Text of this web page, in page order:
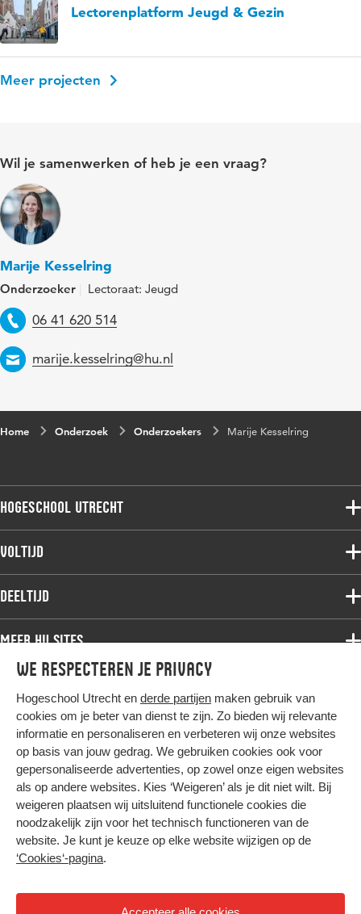
We respecteren je privacy
Hogeschool Utrecht en derde partijen maken gebruik van
cookies om je beter van dienst te zijn. Zo bieden wij relevante
informatie en personaliseren en verbeteren wij onze websites
op basis van jouw gedrag. We gebruiken cookies ook voor
gepersonaliseerde advertenties, op zowel onze eigen websites
als op andere websites. Kies ‘Weigeren’ als je dit niet wilt. Bij
weigeren plaatsen wij uitsluitend functionele cookies die
noodzakelijk zijn voor het technisch functioneren van de
website. Je kunt je keuze op elke website wijzigen op de
‘Cookies‘-pagina.
Lectorenplatform Jeugd & Gezin
Meer projecten
Wil je samenwerken of heb je een vraag?
Marije Kesselring
Onderzoeker Lectoraat: Jeugd
Telefoon
06 41 620 514
Email
marije.kesselring@hu.nl
Home Onderzoek Onderzoekers Marije Kesselring
Hogeschool Utrecht
Voltijdopleidingen
Onderzoek
Werken bij de HU
Contact
Voltijd
Associate degree
Master
Studiekeuze voltijd
Deeltijd
Associate degree
Bachelor
Master
Post-master
Studiekeuze deeltijd
Meer HU sites
HU International
HU Bibliotheek
HU Ontwikkelt
Duurzame HU
Intranet
Trajectum
Hier komt alles samen
Colofon
Privacy
Cookies
Nieuwsbrief